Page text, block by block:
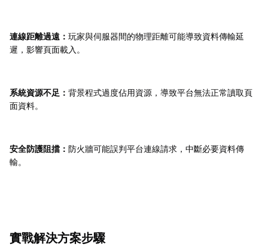
連線距離過遠： 玩家與伺服器間的物理距離可能導致資料傳輸延
遲，影響頁面載入。
系統資源不足： 背景程式過度佔用資源，導致平台無法正常讀取頁
面資料。
安全防護阻擋： 防火牆可能誤判平台連線請求，中斷必要資料傳
輸。
實戰解決方案步驟